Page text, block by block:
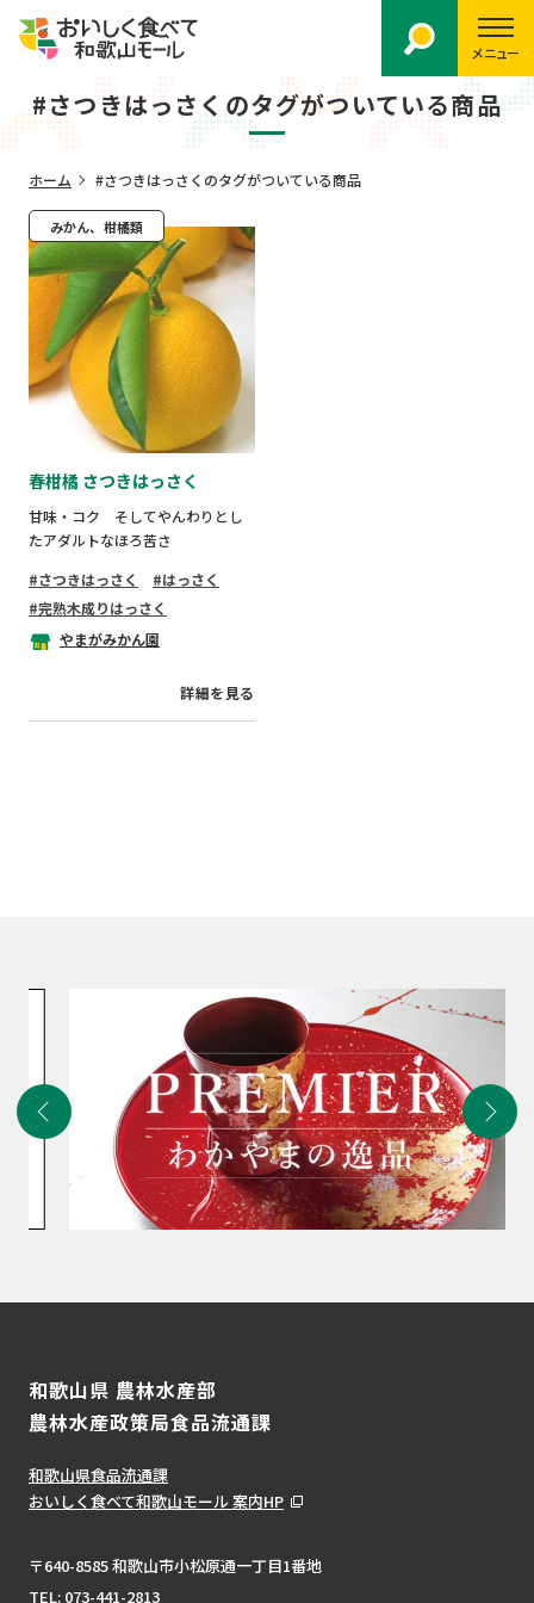
メニュー
#さつきはっさくのタグがついている商品
ホーム #さつきはっさくのタグがついている商品
みかん、柑橘類
春柑橘 さつきはっさく
甘味・コク そしてやんわりとし
たアダルトなほろ苦さ
さつきはっさく
はっさく
完熟木成りはっさく
やまがみかん園
詳細を見る
和歌山県 農林水産部
農林水産政策局食品流通課
和歌山県食品流通課
おいしく食べて和歌山モール 案内HP
〒640-8585 和歌山市小松原通一丁目1番地
TEL: 073-441-2813